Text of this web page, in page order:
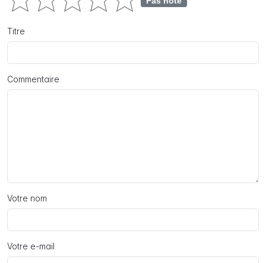
Titre
Commentaire
Votre nom
Votre e-mail